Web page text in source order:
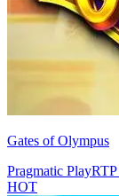
Gates of Olympus
Pragmatic PlayRTP
HOT